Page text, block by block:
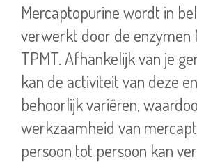
Mercaptopurine wordt in
verwerkt door de enzymen
TPMT. Afhankelijk van je
kan de activiteit van deze
behoorlijk variëren,
werkzaamheid van
persoon tot persoon kan